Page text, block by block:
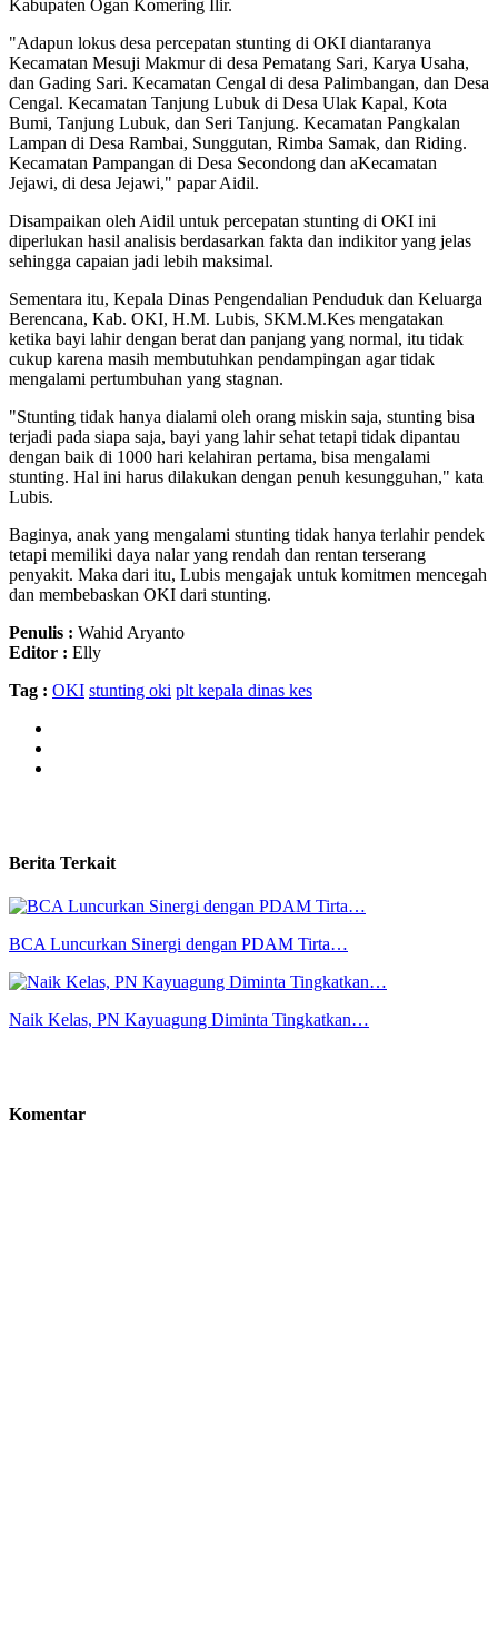
Kabupaten Ogan Komering Ilir.
"Adapun lokus desa percepatan stunting di OKI diantaranya
Kecamatan Mesuji Makmur di desa Pematang Sari, Karya Usaha,
dan Gading Sari. Kecamatan Cengal di desa Palimbangan, dan Desa
Cengal. Kecamatan Tanjung Lubuk di Desa Ulak Kapal, Kota
Bumi, Tanjung Lubuk, dan Seri Tanjung. Kecamatan Pangkalan
Lampan di Desa Rambai, Sunggutan, Rimba Samak, dan Riding.
Kecamatan Pampangan di Desa Secondong dan aKecamatan
Jejawi, di desa Jejawi," papar Aidil.
Disampaikan oleh Aidil untuk percepatan stunting di OKI ini
diperlukan hasil analisis berdasarkan fakta dan indikitor yang jelas
sehingga capaian jadi lebih maksimal.
Sementara itu, Kepala Dinas Pengendalian Penduduk dan Keluarga
Berencana, Kab. OKI, H.M. Lubis, SKM.M.Kes mengatakan
ketika bayi lahir dengan berat dan panjang yang normal, itu tidak
cukup karena masih membutuhkan pendampingan agar tidak
mengalami pertumbuhan yang stagnan.
"Stunting tidak hanya dialami oleh orang miskin saja, stunting bisa
terjadi pada siapa saja, bayi yang lahir sehat tetapi tidak dipantau
dengan baik di 1000 hari kelahiran pertama, bisa mengalami
stunting. Hal ini harus dilakukan dengan penuh kesungguhan," kata
Lubis.
Baginya, anak yang mengalami stunting tidak hanya terlahir pendek
tetapi memiliki daya nalar yang rendah dan rentan terserang
penyakit. Maka dari itu, Lubis mengajak untuk komitmen mencegah
dan membebaskan OKI dari stunting.
Penulis : Wahid Aryanto
Editor : Elly
Tag : OKI stunting oki plt kepala dinas kes
Berita Terkait
BCA Luncurkan Sinergi dengan PDAM Tirta…
Naik Kelas, PN Kayuagung Diminta Tingkatkan…
Komentar